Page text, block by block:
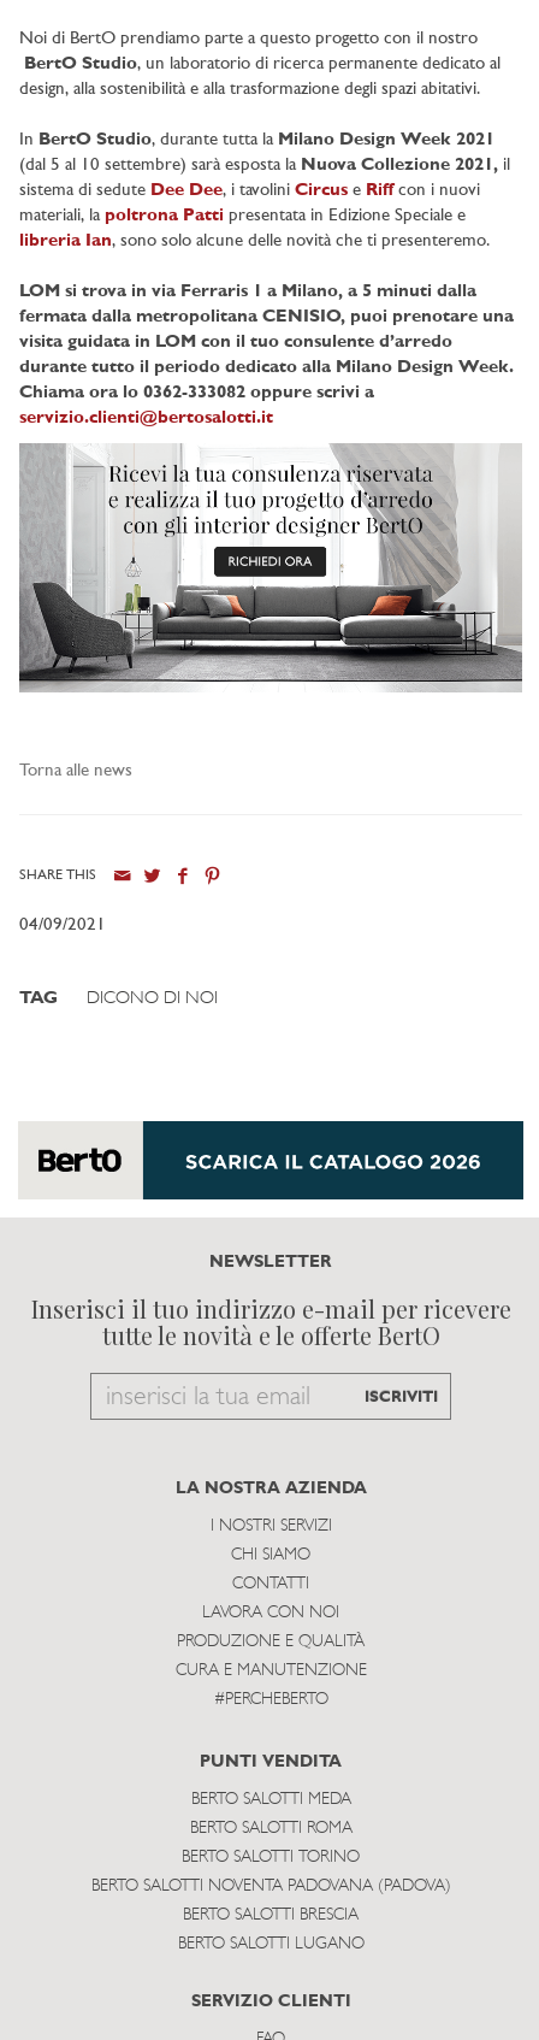
Noi di BertO prendiamo parte a questo progetto con il nostro
BertO Studio, un laboratorio di ricerca permanente dedicato al
design, alla sostenibilità e alla trasformazione degli spazi abitativi.
In BertO Studio, durante tutta la Milano Design Week 2021
(dal 5 al 10 settembre) sarà esposta la Nuova Collezione 2021, il
sistema di sedute Dee Dee, i tavolini Circus e Riff con i nuovi
materiali, la poltrona Patti presentata in Edizione Speciale e
libreria Ian, sono solo alcune delle novità che ti presenteremo.
LOM si trova in via Ferraris 1 a Milano, a 5 minuti dalla
fermata dalla metropolitana CENISIO, puoi prenotare una
visita guidata in LOM con il tuo consulente d’arredo
durante tutto il periodo dedicato alla Milano Design Week.
Chiama ora lo 0362-333082 oppure scrivi a
servizio.clienti@bertosalotti.it
Torna alle news
SHARE THIS
04/09/2021
TAG DICONO DI NOI
NEWSLETTER
Inserisci il tuo indirizzo e-mail per ricevere
tutte le novità e le offerte BertO
Email
subscribe
ISCRIVITI
LA NOSTRA AZIENDA
I NOSTRI SERVIZI
CHI SIAMO
CONTATTI
LAVORA CON NOI
PRODUZIONE E QUALITÀ
CURA E MANUTENZIONE
#PERCHEBERTO
PUNTI VENDITA
BERTO SALOTTI MEDA
BERTO SALOTTI ROMA
BERTO SALOTTI TORINO
BERTO SALOTTI NOVENTA PADOVANA (PADOVA)
BERTO SALOTTI BRESCIA
BERTO SALOTTI LUGANO
SERVIZIO CLIENTI